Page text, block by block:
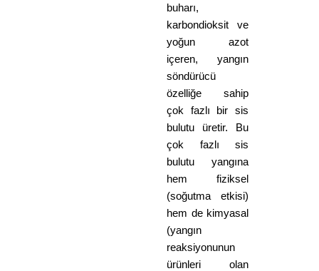
buharı,
karbondioksit ve
yoğun azot
içeren, yangın
söndürücü
özelliğe sahip
çok fazlı bir sis
bulutu üretir. Bu
çok fazlı sis
bulutu yangına
hem fiziksel
(soğutma etkisi)
hem de kimyasal
(yangın
reaksiyonunun
ürünleri olan